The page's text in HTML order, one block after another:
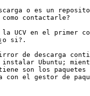
o es un
contactarle?
la UCV en el primer
si?.
de descarga
instalar Ubuntu;
son los
el gestor de